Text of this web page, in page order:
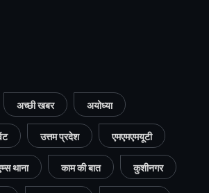
अच्छी खबर अयोध्या
उत्तम प्रदेश एमएमएमयूटी
थाना काम की बात कुशीनगर